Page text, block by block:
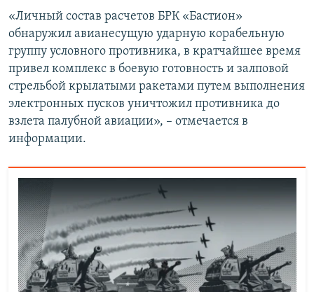
«Личный состав расчетов БРК «Бастион»
обнаружил авианесущую ударную корабельную
группу условного противника, в кратчайшее время
привел комплекс в боевую готовность и залповой
стрельбой крылатыми ракетами путем выполнения
электронных пусков уничтожил противника до
взлета палубной авиации», – отмечается в
информации.